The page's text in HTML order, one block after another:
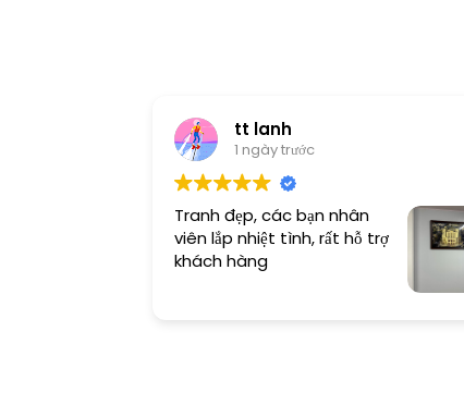
tt lanh
1 ngày trước
Tranh đẹp, các bạn nhân
viên lắp nhiệt tình, rất hỗ trợ
khách hàng